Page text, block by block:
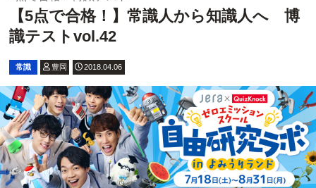
【5点で合格！】常識人から知識人へ 博
識テストvol.42
常識 豊岡 2018.04.06